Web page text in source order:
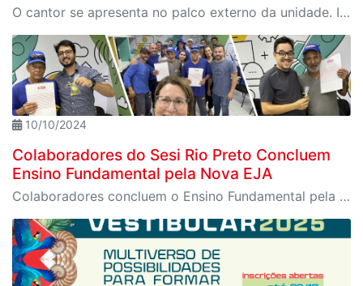
O cantor se apresenta no palco externo da unidade. Ingressos são limitados e serão distribuídos a partir de 07 de novembro.
10/10/2024
Colaboradores do Sesi Rio Preto Concluem
Ensino Fundamental pela Nova EJA
Colaboradores concluem o Ensino Fundamental pela Nova EJA do SESI, mostrando que nunca é tarde para retomar os estudos e conquistar novos objetivos.